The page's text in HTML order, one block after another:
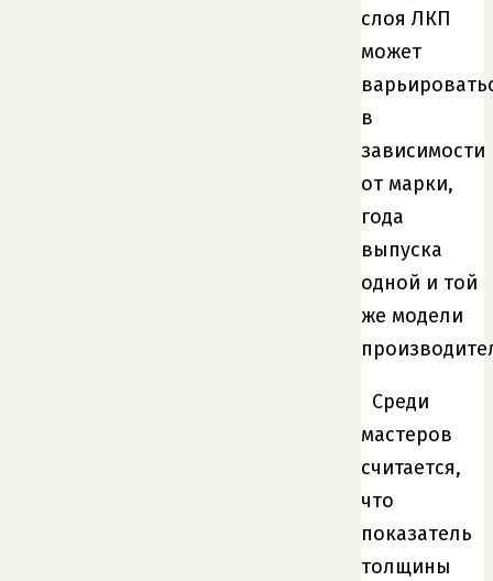
слоя ЛКП
может
в
зависимости
от марки,
года
выпуска
одной и той
же модели
Среди
мастеров
считается,
что
показатель
толщины